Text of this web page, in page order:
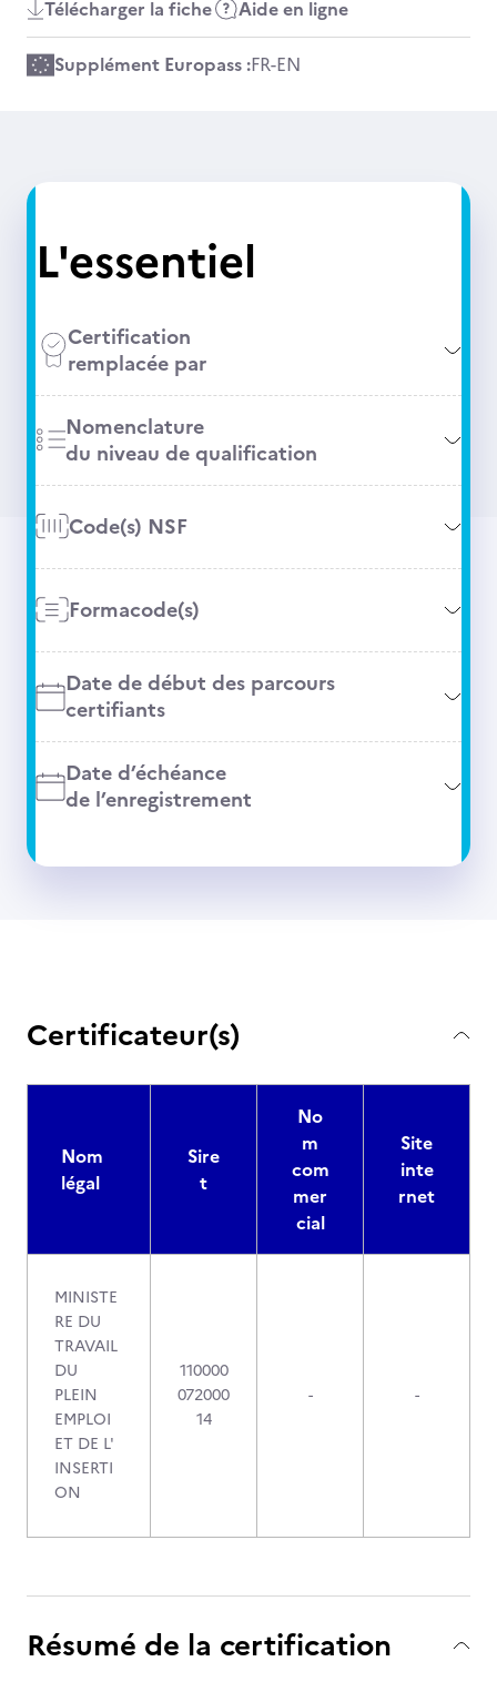
Télécharger la fiche Aide en ligne
Supplément Europass :FR-EN
L'essentiel
Certification
remplacée par
Nomenclature
du niveau de qualification
Code(s) NSF
Formacode(s)
Date de début des parcours
certifiants
Date d’échéance
de l’enregistrement
Certificateur(s)
Nom
légal
Sire
t
No
m
com
mer
cial
Site
inte
rnet
MINISTE
RE DU
TRAVAIL
DU
PLEIN
EMPLOI
ET DE L'
INSERTI
ON
110000
072000
14
- -
Résumé de la certification